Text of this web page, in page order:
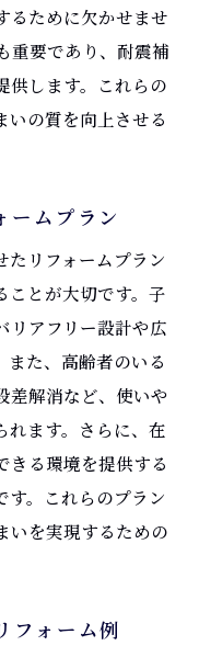
るために欠かせませ
重要であり、耐震補
供します。これらの
いの質を向上させる
ームプラン
たリフォームプラン
ことが大切です。子
リアフリー設計や広
また、高齢者のいる
差解消など、使いや
れます。さらに、在
きる環境を提供する
す。これらのプラン
いを実現するための
フォーム例